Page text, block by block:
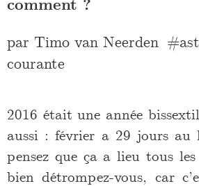
comment ?
par Timo van Neerden
courante
2016 était une année
aussi : février a 29 jours au
pensez que ça a lieu tous
bien détrompez-vous, car